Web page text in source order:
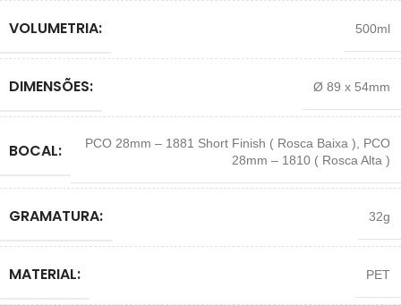
VOLUMETRIA: 500ml
DIMENSÕES: Ø 89 x 54mm
BOCAL: PCO 28mm – 1881 Short Finish ( Rosca Baixa )
PCO
28mm – 1810 ( Rosca Alta )
GRAMATURA: 32g
MATERIAL: PET